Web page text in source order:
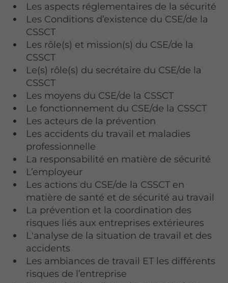
Les aspects réglementaires de la sécurité
Les Conditions d’existence du CSE/de la
CSSCT
Les rôle(s) et mission(s) du CSE/de la
CSSCT
Le(s) rôle(s) du secrétaire du CSE/de la
CSSCT
Les moyens du CSE/de la CSSCT
Le fonctionnement du CSE/de la CSSCT
Les acteurs de la prévention
Les accidents du travail et maladies
professionnelle
La responsabilité en matière de sécurité
L’employeur
Les actions du CSE/de la CSSCT en
matière de santé et de sécurité au travail
La prévention et la coordination des
risques liés aux entreprises extérieures
L'analyse de la situation de travail et des
accidents
Les ambiances de travail ET les différents
risques de l’entreprise